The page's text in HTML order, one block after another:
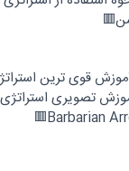
قوی ترین
تصویری
Barbarian